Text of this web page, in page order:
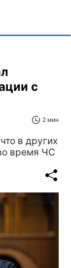
с
2 мин
в других
время ЧС